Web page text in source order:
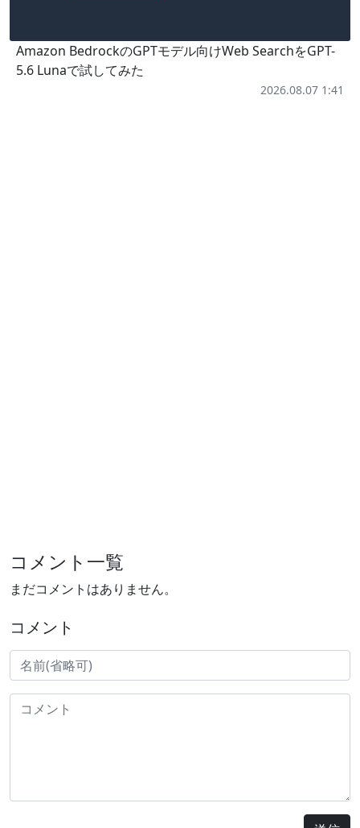
Amazon BedrockのGPTモデル向けWeb SearchをGPT-
5.6 Lunaで試してみた
2026.08.07 1:41
コメント一覧
まだコメントはありません。
コメント